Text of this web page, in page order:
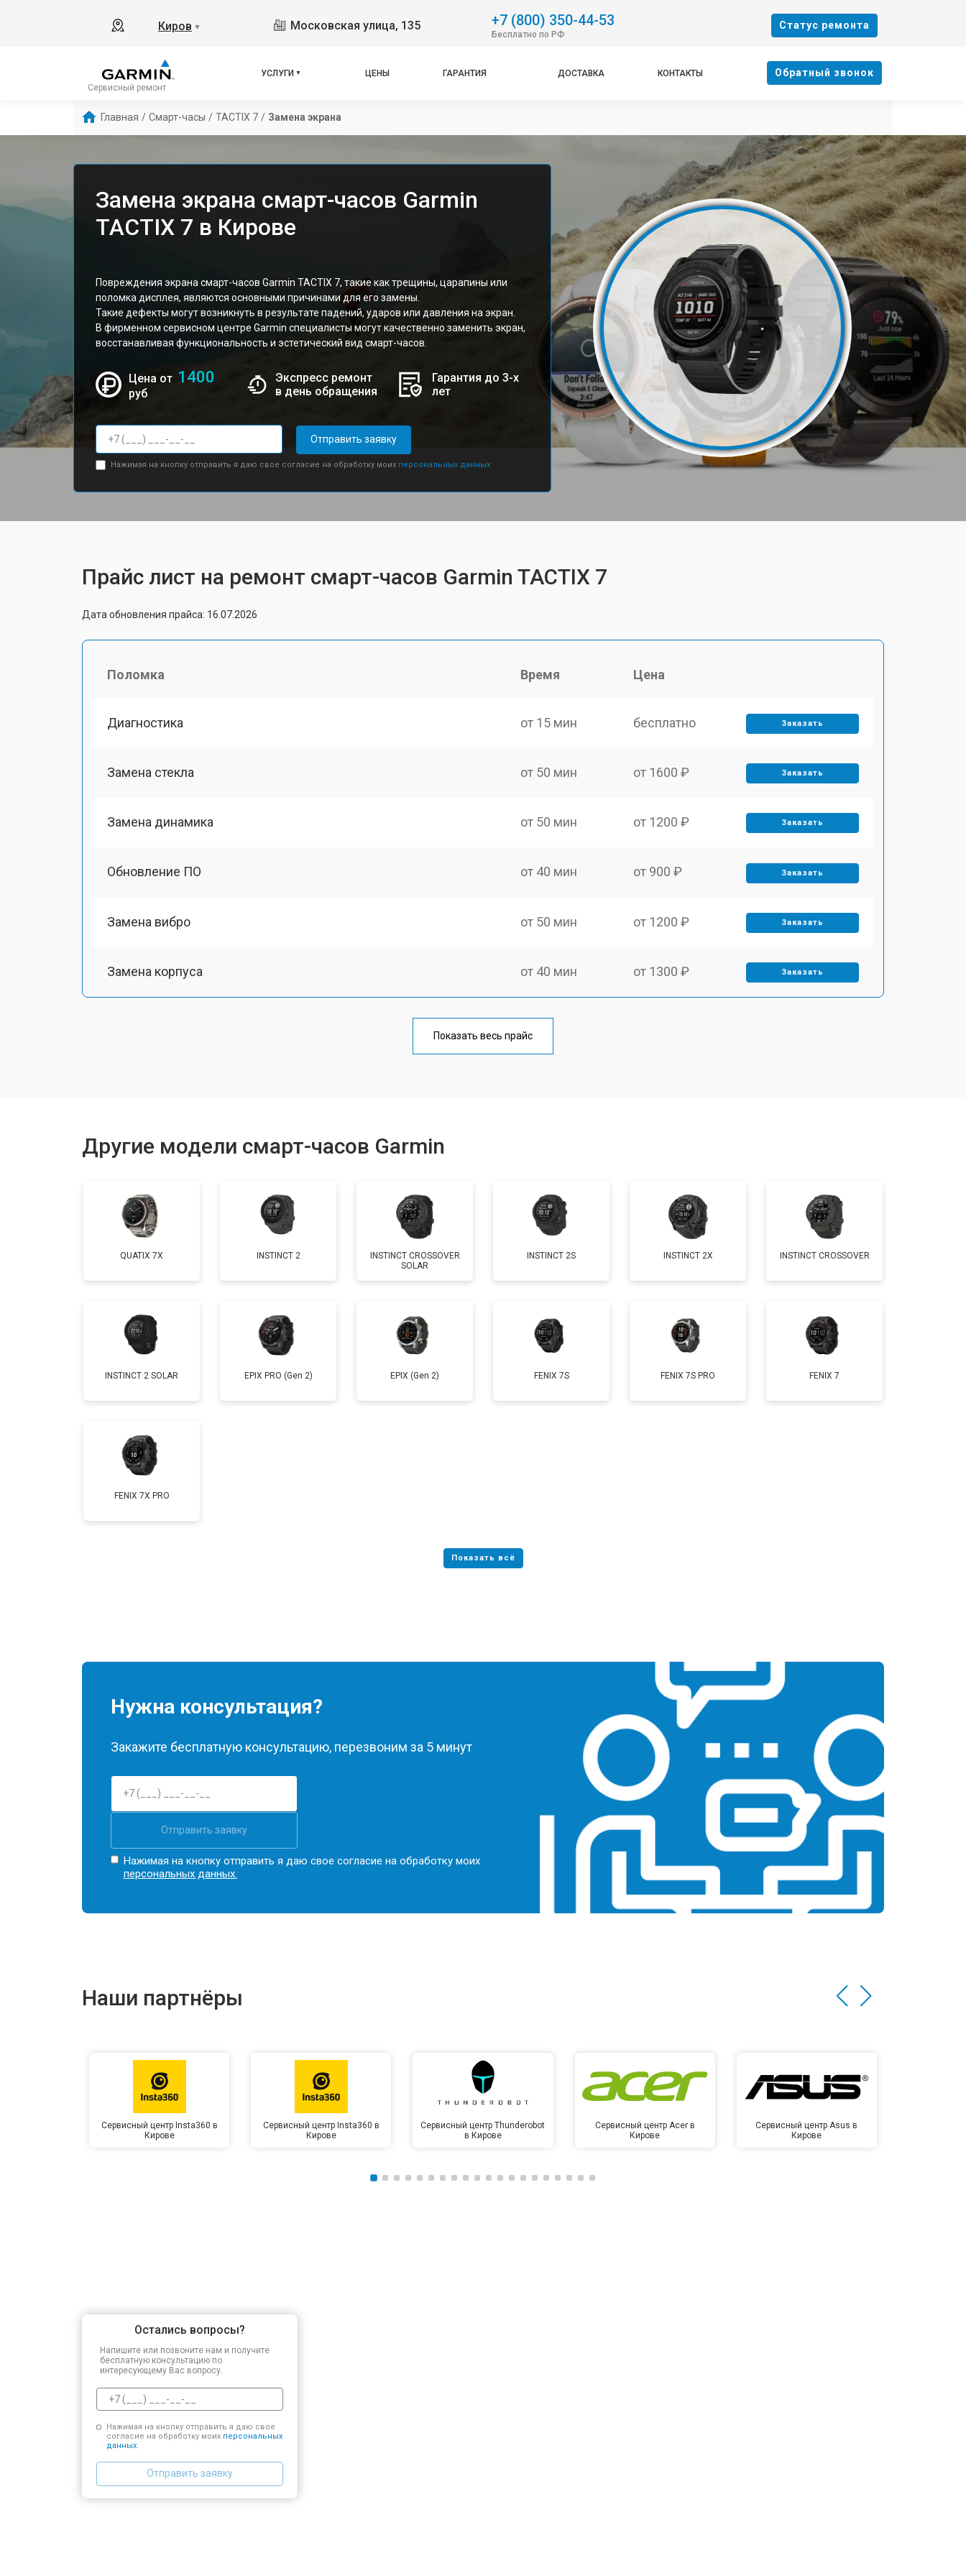
Киров ▼ Московская улица, 135 +7 (800) 350-44-53
Бесплатно по РФ
Cтатус ремонта
Сервисный ремонт
УСЛУГИ ЦЕНЫ ГАРАНТИЯ ДОСТАВКА КОНТАКТЫ Oбратный звонок
Главная / Смарт-часы / TACTIX 7 / Замена экрана
Замена экрана смарт-часов Garmin
TACTIX 7 в Кирове
Повреждения экрана смарт-часов Garmin TACTIX 7, такие как трещины, царапины или
поломка дисплея, являются основными причинами для его замены.
Такие дефекты могут возникнуть в результате падений, ударов или давления на экран.
В фирменном сервисном центре Garmin специалисты могут качественно заменить экран,
восстанавливая функциональность и эстетический вид смарт-часов.
Цена от 1400
руб
Экспресс ремонт
в день обращения
Гарантия до 3-х
лет
Отправить заявку
Нажимая на кнопку отправить я даю свое согласие на обработку моих персональных данных.
Прайс лист на ремонт смарт-часов Garmin TACTIX 7
Дата обновления прайса: 16.07.2026
Поломка Время Цена
Диагностика от 15 мин бесплатно Заказать
Замена стекла от 50 мин от 1600 ₽ Заказать
Замена динамика от 50 мин от 1200 ₽ Заказать
Обновление ПО от 40 мин от 900 ₽ Заказать
Замена вибро от 50 мин от 1200 ₽ Заказать
Замена корпуса от 40 мин от 1300 ₽ Заказать
от 60 мин
Замена Wi-Fi от 50 мин от 2000 ₽ Заказать
Показать весь прайс
Другие модели смарт-часов Garmin
QUATIX 7X INSTINCT 2
INSTINCT CROSSOVER
SOLAR
INSTINCT 2S INSTINCT 2X INSTINCT CROSSOVER
INSTINCT 2 SOLAR EPIX PRO (Gen 2) EPIX (Gen 2) FENIX 7S FENIX 7S PRO FENIX 7
FENIX 7X PRO
Нужна консультация?
Закажите бесплатную консультацию, перезвоним за 5 минут
Отправить заявку
Нажимая на кнопку отправить я даю свое согласие на обработку моих
персональных данных.
Наши партнёры
Сервисный центр Insta360 в
Кирове
Сервисный центр Insta360 в
Кирове
Сервисный центр Thunderobot
в Кирове
Сервисный центр Acer в
Кирове
Сервисный центр Asus в
Кирове
Остались вопросы?
Напишите или позвоните нам и получите
бесплатную консультацию по
интересующему Вас вопросу.
Нажимая на кнопку отправить я даю свое
согласие на обработку моих персональных
данных.
Отправить заявку